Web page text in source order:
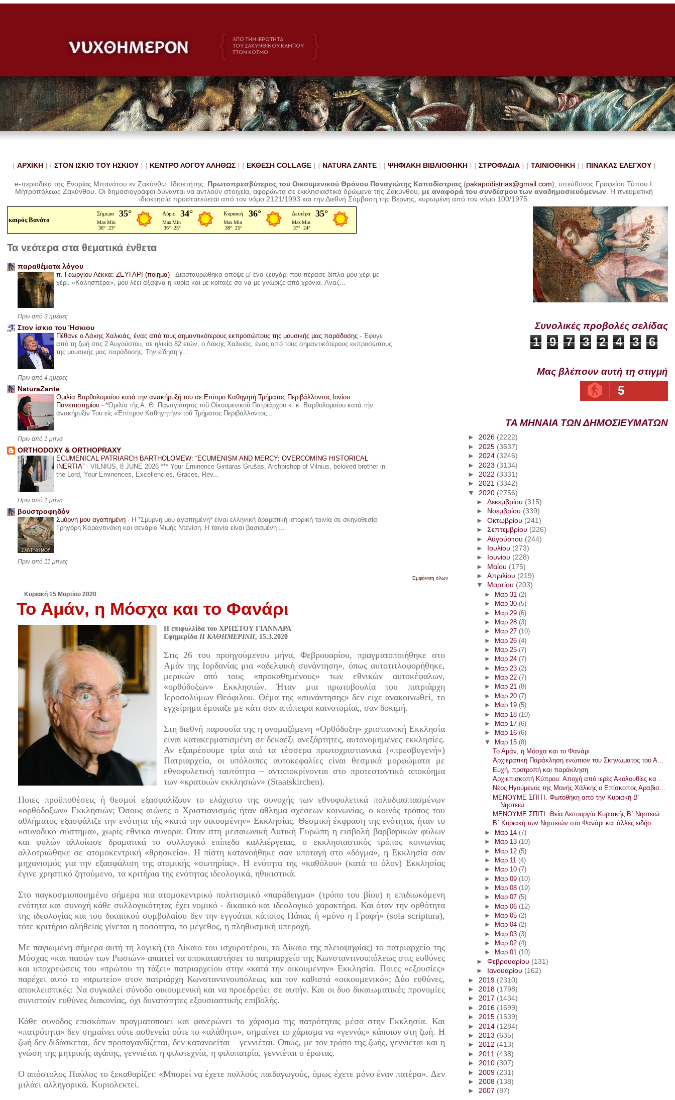
{ ΑΡΧΙΚΗ } { ΣΤΟΝ ΙΣΚΙΟ ΤΟΥ ΗΣΚΙΟΥ } { ΚΕΝΤΡΟ ΛΟΓΟΥ ΑΛΗΘΩΣ } { ΕΚΘΕΣΗ COLLAGE }{ NATURA ZANTE} { ΨΗΦΙΑΚΗ ΒΙΒΛΙΟΘΗΚΗ } { ΣΤΡΟΦΑΔΙΑ } { ΤΑΙΝΙΟΘΗΚΗ } { ΠΙΝΑΚΑΣ ΕΛΕΓΧΟΥ}
e-περιοδικό της Ενορίας Μπανάτου εν Ζακύνθω. Ιδιοκτήτης: Πρωτοπρεσβύτερος του Οικουμενικού Θρόνου Παναγιώτης Καποδίστριας (pakapodistrias@gmail.com), υπεύθυνος Γραφείου Τύπου Ι.
Μητροπόλεως Ζακύνθου.Οι δημοσιογράφοι δύνανται να αντλούν στοιχεία, αφορώντα σε εκκλησιαστικά δρώμενα της Ζακύνθου, με αναφορά του συνδέσμου των αναδημοσιευόμενων . Ηπνευματική
ιδιοκτησία προστατεύεται από τον νόμο 2121/1993 και την Διεθνή Σύμβαση της Βέρνης, κυρωμένη από τον νόμο 100/1975.
καιρός Βανάτο
Τα νεότερα στα θεματικά ένθετα
παραθέματα λόγου
π. Γεωργίου Λέκκα: ΖΕΥΓΑΡΙ (ποίημα) - Διασταυρώθηκα απόψε μ’ ένα ζευγάρι που πέρασε δίπλα μου χέρι με
χέρι. «Καλησπέρα», μου λέει άξαφνα η κυρία και με κοίταξε σα να με γνώριζε από χρόνια. Αναζ...
Πριν από 3 ημέρες
Στον ίσκιο του Ήσκιου
Πέθανε ο Λάκης Χαλκιάς, ένας από τους σημαντικότερους εκπροσώπους της μουσικής μας παράδοσης - Έφυγε
από τη ζωή στις 2 Αυγούστου, σε ηλικία 82 ετών, ο Λάκης Χαλκιάς, ένας από τους σημαντικότερους εκπροσώπους
της μουσικής μας παράδοσης. Την είδηση γ...
Πριν από 4 ημέρες
NaturaZante
Ομιλία Βαρθολομαίου κατά την ανακήρυξή του σε Επίτιμο Καθηγητή Τμήματος Περιβάλλοντος Ιονίου
Πανεπιστημίου - *Ὁμιλία τῆς Α. Θ. Παναγιότητος τοῦ Οἰκουμενικοῦ Πατριάρχου κ. κ. Βαρθολομαίου κατά τήν
ἀνακήρυξίν Του εἰς «Ἐπίτιμον Καθηγητήν» τοῦ Τμήματος Περιβάλλοντος...
Πριν από 1 μήνα
ORTHODOXY & ORTHOPRAXY
ECUMENICAL PATRIARCH BARTHOLOMEW: “ECUMENISM AND MERCY: OVERCOMING HISTORICAL
INERTIA” - VILNIUS, 8 JUNE 2026 *** Your Eminence Gintaras Grušas, Archbishop of Vilnius, beloved brother in
the Lord, Your Eminences, Excellencies, Graces, Rev...
Πριν από 1 μήνα
βουστροφηδόν
Σμύρνη μου αγαπημένη - Η *Σμύρνη μου αγαπημένη* είναι ελληνική δραματική ιστορική ταινία σε σκηνοθεσία
Γρηγόρη Καραντινάκη και σενάριο Μιμής Ντενίση. Η ταινία είναι βασισμένη ...
Πριν από 11 μήνες
Εμφάνιση όλων
Κυριακή 15 Μαρτίου 2020
Το Αμάν, η Μόσχα και το Φανάρι
Η επιφυλλίδα του ΧΡΗΣΤΟΥ ΓΙΑΝΝΑΡΑ
Εφημερίδα Η ΚΑΘΗΜΕΡΙΝΗ, 15.3.2020
Στις 26 του προηγούμενου μήνα, Φεβρουαρίου, πραγματοποιήθηκε στο
Αμάν της Ιορδανίας μια «αδελφική συνάντηση», όπως αυτοτιτλοφορήθηκε,
μερικών από τους «προκαθημένους» των εθνικών αυτοκέφαλων,
«ορθόδοξων» Εκκλησιών. Ήταν μια πρωτοβουλία του πατριάρχη
Ιεροσολύμων Θεόφιλου. Θέμα της «συνάντησης» δεν είχε ανακοινωθεί, το
εγχείρημα έμοιαζε με κάτι σαν απόπειρα καινοτομίας, σαν δοκιμή.
Στη διεθνή παρουσία της η ονομαζόμενη «Ορθόδοξη» χριστιανική Εκκλησία
είναι κατακερματισμένη σε δεκαέξι ανεξάρτητες, αυτονομημένες εκκλησίες.
Αν εξαιρέσουμε τρία από τα τέσσερα πρωτοχριστιανικά («πρεσβυγενή»)
Πατριαρχεία, οι υπόλοιπες αυτοκεφαλίες είναι θεσμικά μορφώματα με
εθνοφυλετική ταυτότητα – ανταποκρίνονται στο προτεσταντικό αποκύημα
των «κρατικών εκκλησιών» (Staatskirchen).
Ποιες προϋποθέσεις ή θεσμοί εξασφαλίζουν το ελάχιστο της συνοχής των εθνοφυλετικά πολυδιασπασμένων
«ορθόδοξων» Εκκλησιών; Όσους αιώνες ο Χριστιανισμός ήταν άθλημα σχέσεων κοινωνίας, ο κοινός τρόπος του
αθλήματος εξασφάλιζε την ενότητα τής «κατά την οικουμένην» Εκκλησίας. Θεσμική έκφραση της ενότητας ήταν το
«συνοδικό σύστημα», χωρίς εθνικά σύνορα. Οταν στη μεσαιωνική Δυτική Ευρώπη η εισβολή βαρβαρικών φύλων
και φυλών αλλοίωσε δραματικά το συλλογικό επίπεδο καλλιέργειας, ο εκκλησιαστικός τρόπος κοινωνίας
αλλοτριώθηκε σε ατομοκεντρική «θρησκεία». Η πίστη κατανοήθηκε σαν υποταγή στο «δόγμα», η Εκκλησία σαν
μηχανισμός για την εξασφάλιση της ατομικής «σωτηρίας». Η ενότητα της «καθόλου» (κατά το όλον) Εκκλησίας
έγινε χρηστικό ζητούμενο, τα κριτήρια της ενότητας ιδεολογικά, ηθικιστικά.
Στο παγκοσμιοποιημένο σήμερα πια ατομοκεντρικό πολιτισμικό «παράδειγμα» (τρόπο του βίου) η επιδιωκόμενη
ενότητα και συνοχή κάθε συλλογικότητας έχει νομικό - δικαιικό και ιδεολογικό χαρακτήρα. Και όταν την ορθότητα
της ιδεολογίας και του δικαιικού συμβολαίου δεν την εγγυάται κάποιος Πάπας ή «μόνο η Γραφή» (sola scriptura),
τότε κριτήριο αλήθειας γίνεται η ποσότητα, το μέγεθος, η πληθυσμική υπεροχή.
Με παγιωμένη σήμερα αυτή τη λογική (το Δίκαιο του ισχυροτέρου, το Δίκαιο της πλειοψηφίας) το πατριαρχείο της
Μόσχας «και πασών των Ρωσιών» απαιτεί να υποκαταστήσει το πατριαρχείο της Κωνσταντινουπόλεως στις ευθύνες
και υποχρεώσεις του «πρώτου τη τάξει» πατριαρχείου στην «κατά την οικουμένην» Εκκλησία. Ποιες «εξουσίες»
παρέχει αυτό το «πρωτείο» στον πατριάρχη Κωνσταντινουπόλεως και τον καθιστά «οικουμενικό»; Δύο ευθύνες,
αποκλειστικές: Να συγκαλεί σύνοδο οικουμενική και να προεδρεύει σε αυτήν. Και οι δυο δικαιωματικές προνομίες
συνιστούν ευθύνες διακονίας, όχι δυνατότητες εξουσιαστικής επιβολής.
Κάθε σύνοδος επισκόπων πραγματοποιεί και φανερώνει το χάρισμα της πατρότητας μέσα στην Εκκλησία. Και
«πατρότητα» δεν σημαίνει ούτε ασθενεία ούτε το «αλάθητο», σημαίνει το χάρισμα να «γεννάς» κάποιον στη ζωή. Η
ζωή δεν διδάσκεται, δεν προπαγανδίζεται, δεν κατανοείται – γεννιέται. Οπως, με τον τρόπο της ζωής, γεννιέται και η
γνώση της μητρικής αγάπης, γεννιέται η φιλοτεχνία, η φιλοπατρία, γεννιέται ο έρωτας.
Ο απόστολος Παύλος το ξεκαθαρίζει: «Μπορεί να έχετε πολλούς παιδαγωγούς, όμως έχετε μόνο έναν πατέρα». Δεν
μιλάει αλληγορικά. Κυριολεκτεί.
Συνολικές προβολές σελίδας
1 9 7 3 2 4 3 6
Μας βλέπουν αυτή τη στιγμή
5
ΤΑ ΜΗΝΑΙΑ ΤΩΝ ΔΗΜΟΣΙΕΥΜΑΤΩΝ
►2026 (2222)
► 2025 (3637)
►2024 (3246)
► 2023 (3134)
► 2022 (3331)
►2021 (3342)
▼ 2020 (2756)
► Δεκεμβρίου (315)
►
Νοεμβρίου (339)
► Οκτωβρίου (241)
► Σεπτεμβρίου (226)
► Αυγούστου (244)
►
Ιουλίου (273)
►
Ιουνίου (228)
► Μαΐου (175)
► Απριλίου (219)
▼
Μαρτίου (203)
►
Μαρ 31 (2)
►
Μαρ 30 (5)
► Μαρ 29 (6)
►
Μαρ 28 (3)
►
Μαρ 27 (10)
► Μαρ 26 (4)
►
Μαρ 25 (7)
►
Μαρ 24 (7)
► Μαρ 23 (2)
►
Μαρ 22 (7)
►
Μαρ 21 (8)
►
Μαρ 20 (7)
►
Μαρ 19 (5)
► Μαρ 18 (10)
►
Μαρ 17 (6)
►
Μαρ 16 (6)
▼ Μαρ 15 (8)
Το Αμάν, η Μόσχα και το Φανάρι
Αρχιερατική Παράκληση ενώπιον του Σκηνώματος του Α...
Ευχή, προτροπή και παράκληση
Αρχιεπισκοπή Κύπρου: Αποχή από ιερές Ακολουθίες κα...
Νέος Ηγούμενος της Μονής Χάλκης ο Επίσκοπος Αραβισ...
ΜΕΝΟΥΜΕ ΣΠΙΤΙ. Φωτοθήκη από την Κυριακή Β΄
Νηστειώ...
ΜΕΝΟΥΜΕ ΣΠΙΤΙ. Θεία Λειτουργία Κυριακής Β΄ Νηστειώ...
Β΄ Κυριακή των Νηστειών στο Φανάρι και άλλες ειδήσ...
►
Μαρ 14 (7)
►
Μαρ 13 (10)
► Μαρ 12 (5)
►
Μαρ 11 (4)
►
Μαρ 10 (7)
► Μαρ 09 (10)
►
Μαρ 08 (19)
►
Μαρ 07 (5)
► Μαρ 06 (12)
►
Μαρ 05 (2)
►
Μαρ 04 (2)
►
Μαρ 03 (3)
►
Μαρ 02 (4)
►
Μαρ 01 (10)
► Φεβρουαρίου (131)
►
Ιανουαρίου (162)
► 2019 (2310)
►2018 (1798)
►2017 (1434)
► 2016 (1699)
►2015 (1539)
► 2014 (1284)
► 2013 (635)
►2012 (413)
► 2011 (438)
►2010 (307)
► 2009 (231)
► 2008 (138)
►2007 (87)